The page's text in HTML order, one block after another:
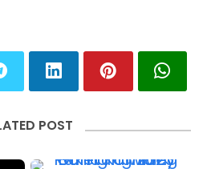
POST